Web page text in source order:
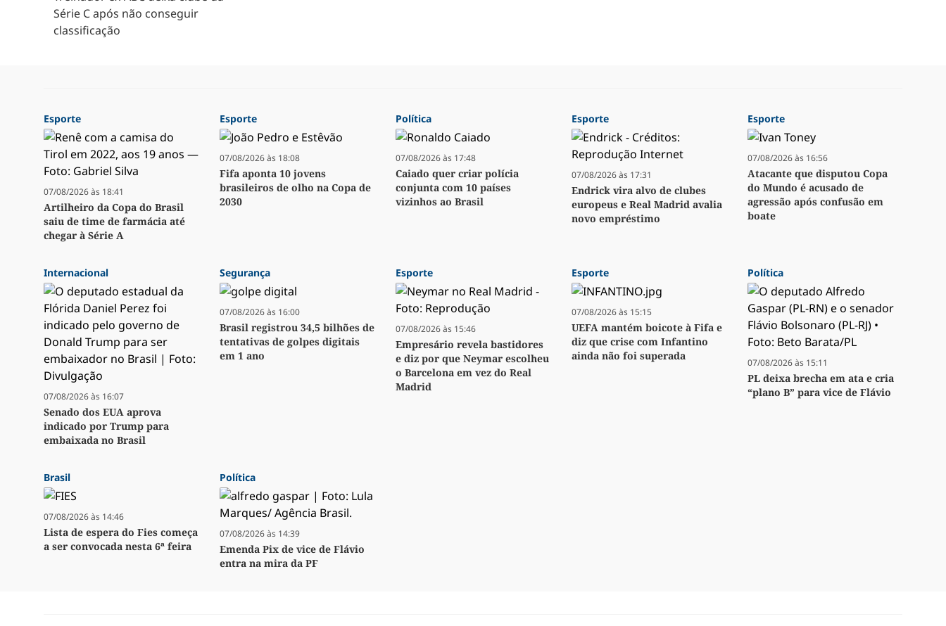
Série C após não conseguir
classificação
Esporte
07/08/2026 às 18:41
Artilheiro da Copa do Brasil
saiu de time de farmácia até
chegar à Série A
Esporte
07/08/2026 às 18:08
Fifa aponta 10 jovens
brasileiros de olho na Copa de
2030
Política
07/08/2026 às 17:48
Caiado quer criar polícia
conjunta com 10 países
vizinhos ao Brasil
Esporte
07/08/2026 às 17:31
Endrick vira alvo de clubes
europeus e Real Madrid avalia
novo empréstimo
Esporte
07/08/2026 às 16:56
Atacante que disputou Copa
do Mundo é acusado de
agressão após confusão em
boate
Internacional
07/08/2026 às 16:07
Senado dos EUA aprova
indicado por Trump para
embaixada no Brasil
Segurança
07/08/2026 às 16:00
Brasil registrou 34,5 bilhões de
tentativas de golpes digitais
em 1 ano
Esporte
07/08/2026 às 15:46
Empresário revela bastidores
e diz por que Neymar escolheu
o Barcelona em vez do Real
Madrid
Esporte
07/08/2026 às 15:15
UEFA mantém boicote à Fifa e
diz que crise com Infantino
ainda não foi superada
Política
07/08/2026 às 15:11
PL deixa brecha em ata e cria
“plano B” para vice de Flávio
Brasil
07/08/2026 às 14:46
Lista de espera do Fies começa
a ser convocada nesta 6ª feira
Política
07/08/2026 às 14:39
Emenda Pix de vice de Flávio
entra na mira da PF